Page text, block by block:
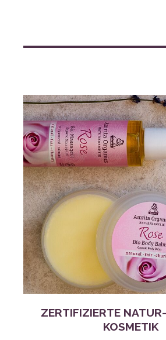
ZERTIFIZIERTE
KOSMETIK
Pflegen und verwöhnen
mit den besten Bio-